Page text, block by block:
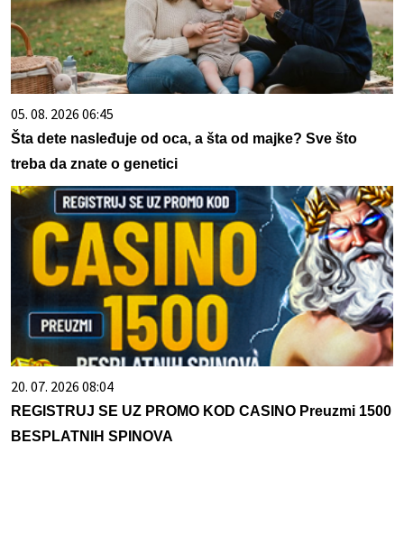
05. 08. 2026 06:45
Šta dete nasleđuje od oca, a šta od majke? Sve što
treba da znate o genetici
20. 07. 2026 08:04
REGISTRUJ SE UZ PROMO KOD CASINO Preuzmi 1500
BESPLATNIH SPINOVA